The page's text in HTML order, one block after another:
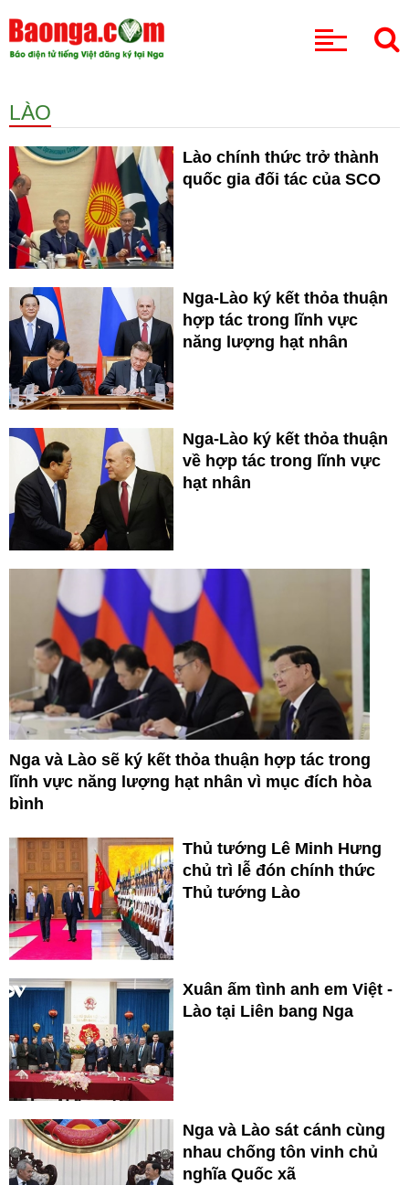
LÀO
Lào chính thức trở thành
quốc gia đối tác của SCO
Nga-Lào ký kết thỏa thuận
hợp tác trong lĩnh vực
năng lượng hạt nhân
Nga-Lào ký kết thỏa thuận
về hợp tác trong lĩnh vực
hạt nhân
Nga và Lào sẽ ký kết thỏa thuận hợp tác trong
lĩnh vực năng lượng hạt nhân vì mục đích hòa
bình
Thủ tướng Lê Minh Hưng
chủ trì lễ đón chính thức
Thủ tướng Lào
Xuân ấm tình anh em Việt -
Lào tại Liên bang Nga
Nga và Lào sát cánh cùng
nhau chống tôn vinh chủ
nghĩa Quốc xã